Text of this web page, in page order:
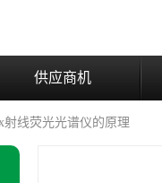
供应商机
射线荧光光谱仪的原理